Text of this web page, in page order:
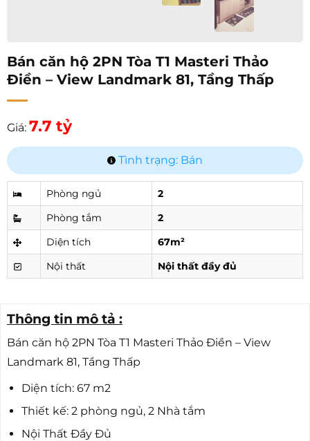
Bán căn hộ 2PN Tòa T1 Masteri Thảo
Điền – View Landmark 81, Tầng Thấp
Giá: 7.7 tỷ
Tình trạng: Bán
Phòng ngủ
2
Phòng tắm
2
Diện tích
67m²
Nội thất
Nội thất đầy đủ
Thông tin mô tả :
Bán căn hộ 2PN Tòa T1 Masteri Thảo Điền – View
Landmark 81, Tầng Thấp
Diện tích: 67 m2
Thiết kế: 2 phòng ngủ, 2 Nhà tắm
Nội Thất Đầy Đủ